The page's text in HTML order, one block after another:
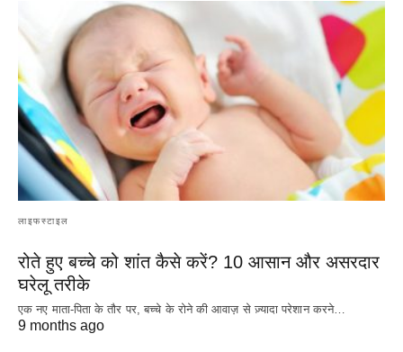
लाइफस्टाइल
रोते हुए बच्चे को शांत कैसे करें? 10 आसान और असरदार
घरेलू तरीके
एक नए माता-पिता के तौर पर, बच्चे के रोने की आवाज़ से ज़्यादा परेशान करने…
9 months ago